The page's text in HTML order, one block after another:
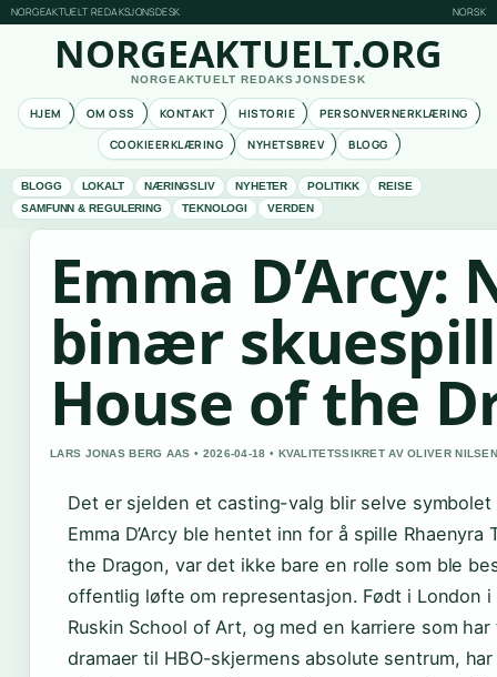
NORGEAKTUELT REDAKSJONSDESK NORSK
NORGEAKTUELT.ORG
NORGEAKTUELT REDAKSJONSDESK
HJEM OM OSS KONTAKT HISTORIE
PERSONVERNERKLÆRING
COOKIEERKLÆRING
NYHETSBREV BLOGG
BLOGG LOKALT NÆRINGSLIV NYHETER POLITIKK
REISE
SAMFUNN & REGULERING
TEKNOLOGI VERDEN
Emma D’Arcy:
binær
House of the
LARS JONAS BERG AAS • 2026-04-18 • KVALITETSSIKRET AV OLIVER
Det er sjelden et casting-valg blir selve
Emma D’Arcy ble hentet inn for å spille Rhaenyra
the Dragon, var det ikke bare en rolle som ble
offentlig løfte om representasjon. Født i London
Ruskin School of Art, og med en karriere som
dramaer til HBO-skjermens absolute sentrum, har